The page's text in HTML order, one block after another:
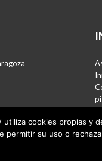
cookies propias y
su uso o